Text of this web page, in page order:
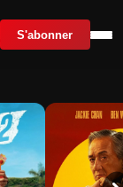
S'abonner